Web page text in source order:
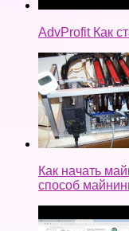
AdvProfit Как
Как начать
способ